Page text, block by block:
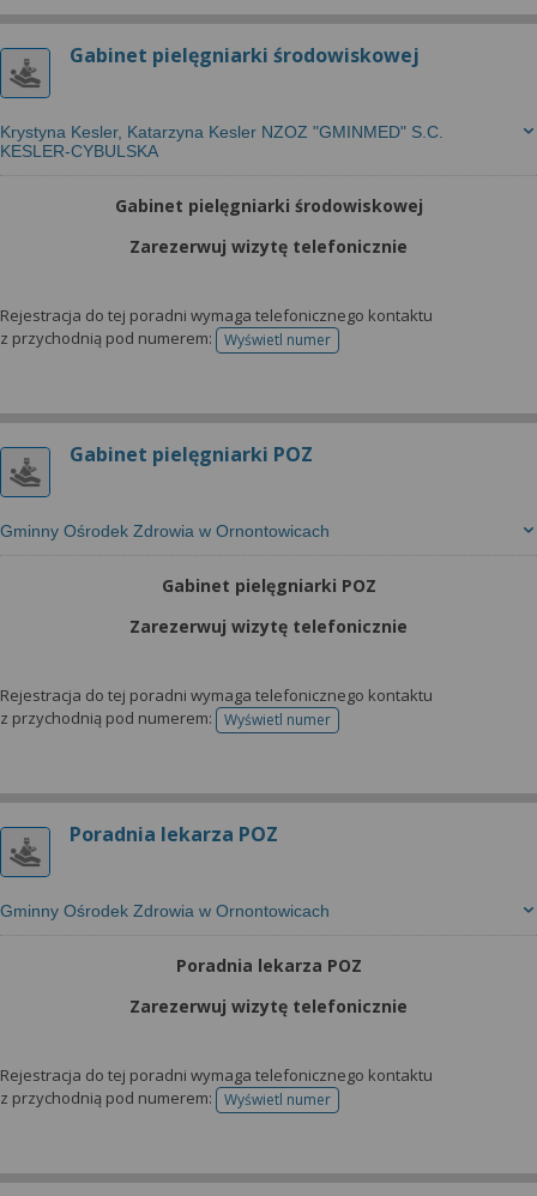
Gabinet pielęgniarki środowiskowej
Krystyna Kesler, Katarzyna Kesler NZOZ "GMINMED" S.C.
KESLER-CYBULSKA
Gabinet pielęgniarki środowiskowej
Zarezerwuj wizytę telefonicznie
Rejestracja do tej poradni wymaga telefonicznego kontaktu
z przychodnią pod numerem:
Wyświetl numertelefonu do rejestracji
Gabinet pielęgniarki POZ
Gminny Ośrodek Zdrowia w Ornontowicach
Gabinet pielęgniarki POZ
Zarezerwuj wizytę telefonicznie
Rejestracja do tej poradni wymaga telefonicznego kontaktu
z przychodnią pod numerem:
Wyświetl numertelefonu do rejestracji
Poradnia lekarza POZ
Gminny Ośrodek Zdrowia w Ornontowicach
Poradnia lekarza POZ
Zarezerwuj wizytę telefonicznie
Rejestracja do tej poradni wymaga telefonicznego kontaktu
z przychodnią pod numerem:
Wyświetl numertelefonu do rejestracji